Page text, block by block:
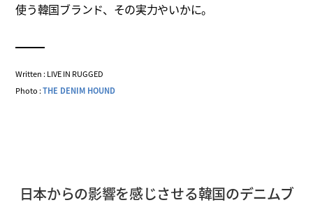
使う韓国ブランド、その実力やいかに。
Written : LIVE IN RUGGED
Photo :THE DENIM HOUND
日本からの影響を感じさせる韓国のデニムブ